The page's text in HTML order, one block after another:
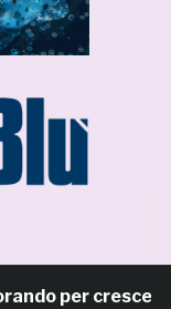
per crescere»